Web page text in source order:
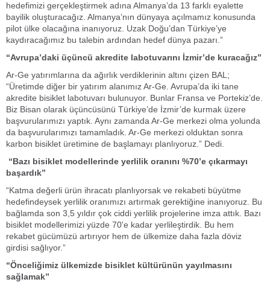
hedefimizi gerçekleştirmek adına Almanya’da 13 farklı eyalette
bayilik oluşturacağız. Almanya’nın dünyaya açılmamız konusunda
pilot ülke olacağına inanıyoruz. Uzak Doğu’dan Türkiye’ye
kaydıracağımız bu talebin ardından hedef dünya pazarı.”
“Avrupa’daki üçüncü akredite labotuvarını İzmir’de kuracağız”
Ar-Ge yatırımlarına da ağırlık verdiklerinin altını çizen BAL;
“Üretimde diğer bir yatırım alanımız Ar-Ge. Avrupa’da iki tane
akredite bisiklet labotuvarı bulunuyor. Bunlar Fransa ve Portekiz’de.
Biz Bisan olarak üçüncüsünü Türkiye’de İzmir’de kurmak üzere
başvurularımızı yaptık. Aynı zamanda Ar-Ge merkezi olma yolunda
da başvurularımızı tamamladık. Ar-Ge merkezi olduktan sonra
karbon bisiklet üretimine de başlamayı planlıyoruz.” Dedi.
“Bazı bisiklet modellerinde yerlilik oranını %70’e çıkarmayı
başardık”
“Katma değerli ürün ihracatı planlıyorsak ve rekabeti büyütme
hedefindeysek yerlilik oranımızı artırmak gerektiğine inanıyoruz. Bu
bağlamda son 3,5 yıldır çok ciddi yerlilik projelerine imza attık. Bazı
bisiklet modellerimizi yüzde 70'e kadar yerlileştirdik. Bu hem
rekabet gücümüzü artırıyor hem de ülkemize daha fazla döviz
girdisi sağlıyor.”
“Önceliğimiz ülkemizde bisiklet kültürünün yayılmasını
sağlamak”